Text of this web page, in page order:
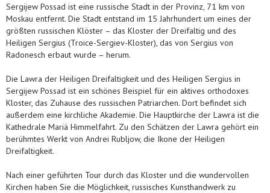
Sergijew Possad ist eine russische Stadt in der Provinz, 71 km von
Moskau entfernt. Die Stadt entstand im 15 Jahrhundert um eines der
größten russischen Klöster – das Kloster der Dreifaltig und des
Heiligen Sergius (Troice-Sergiev-Kloster), das von Sergius von
Radonesch erbaut wurde – herum.
Die Lawra der Heiligen Dreifaltigkeit und des Heiligen Sergius in
Sergijew Possad ist ein schönes Beispiel für ein aktives orthodoxes
Kloster, das Zuhause des russischen Patriarchen. Dort befindet sich
außerdem eine kirchliche Akademie. Die Hauptkirche der Lawra ist die
Kathedrale Mariä Himmelfahrt. Zu den Schätzen der Lawra gehört ein
berühmtes Werkt von Andrei Rubljow, die Ikone der Heiligen
Dreifaltigkeit.
Nach einer geführten Tour durch das Kloster und die wundervollen
Kirchen haben Sie die Möglichkeit, russisches Kunsthandwerk zu